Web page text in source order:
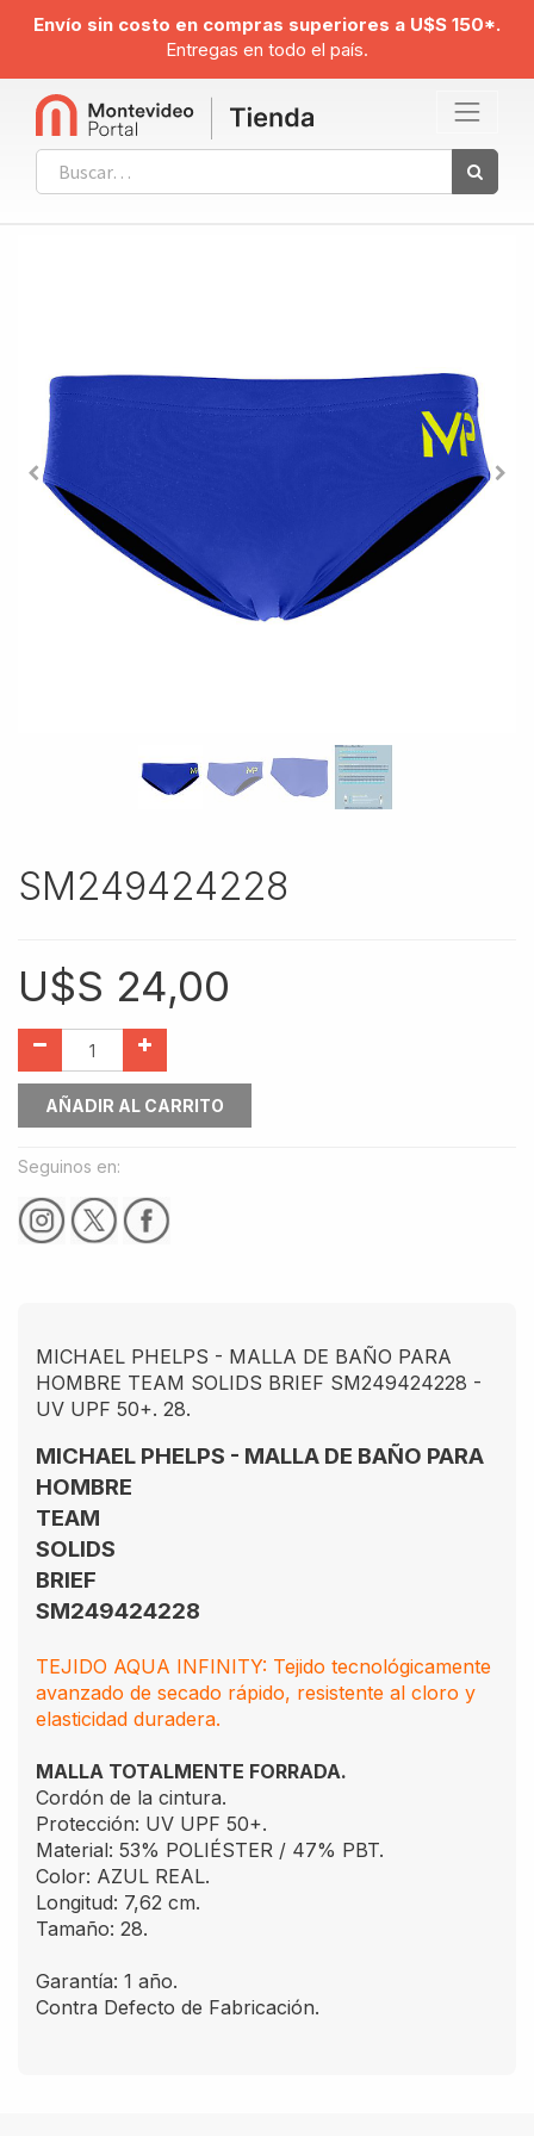
Envío sin costo en compras superiores a U$S 150*.
Entregas en todo el país.
SM249424228
U$S 24,00
AÑADIR AL CARRITO
Seguinos en:
MICHAEL PHELPS - MALLA DE BAÑO PARA
HOMBRE TEAM SOLIDS BRIEF SM249424228 -
UV UPF 50+. 28.
MICHAEL PHELPS - MALLA DE BAÑO PARA
HOMBRE
TEAM
SOLIDS
BRIEF
SM249424228
TEJIDO AQUA INFINITY: Tejido tecnológicamente
avanzado de secado rápido, resistente al cloro y
elasticidad duradera.
MALLA TOTALMENTE FORRADA.
Cordón de la cintura.
Protección: UV UPF 50+.
Material: 53% POLIÉSTER / 47% PBT.
Color: AZUL REAL.
Longitud: 7,62 cm.
Tamaño: 28.
Garantía: 1 año.
Contra Defecto de Fabricación.